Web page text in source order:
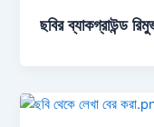
ছবির ব্যাকগ্রাউন্ড